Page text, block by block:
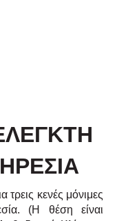
τρεις κενές μόνιμες
(Η θέση είναι